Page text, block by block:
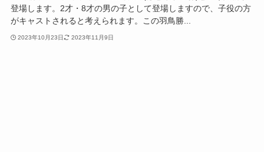
登場します。2才・8才の男の子として登場しますので、子役の方
がキャストされると考えられます。この羽鳥勝...
2023年10月23日 2023年11月9日